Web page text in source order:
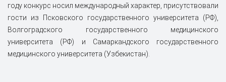
году конкурс носил международный характер, присутствовали
гости из Псковского государственного университета (РФ),
Волгоградского государственного медицинского
университета (РФ) и Самаркандского государственного
медицинского университета (Узбекистан).